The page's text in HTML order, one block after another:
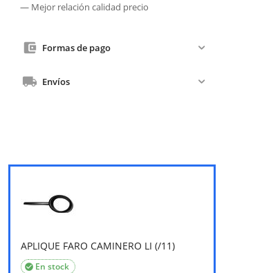
— Mejor relación calidad precio
Formas de pago
Envíos
APLIQUE FARO CAMINERO LI (/11)
En stock
